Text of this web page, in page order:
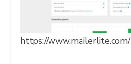
https://www.mailerlite.com/